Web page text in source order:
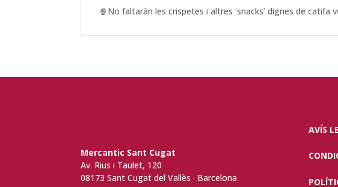
🍿No faltaràn les crispetes i altres ‘snacks’ dignes de catifa
Mercantic Sant Cugat
Av. Rius i Taulet, 120
08173 Sant Cugat del Vallès · Barcelona
AVÍS